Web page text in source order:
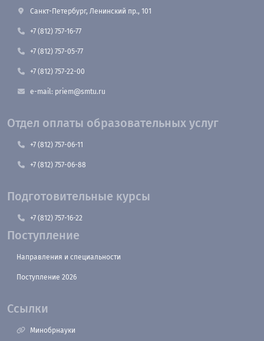
Санкт-Петербург, Ленинский пр., 101
+7 (812) 757-16-77
+7 (812) 757-05-77
+7 (812) 757-22-00
e-mail: priem@smtu.ru
Отдел оплаты образовательных услуг
+7 (812) 757-06-11
+7 (812) 757-06-88
Подготовительные курсы
+7 (812) 757-16-22
Поступление
Направления и специальности
Поступление 2026
Ссылки
Минобрнауки